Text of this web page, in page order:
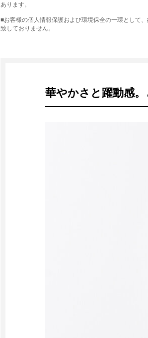
あります。
■お客様の個人情報保護および環境保全の一環として
致しておりません。
華やかさと躍動感